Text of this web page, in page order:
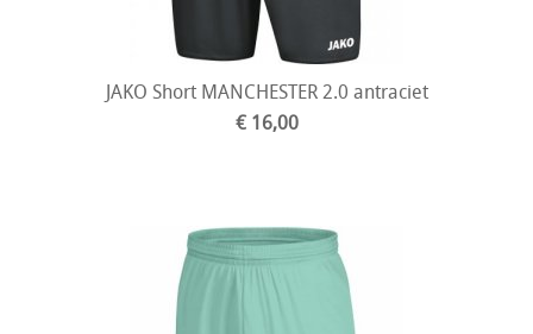
JAKO Short MANCHESTER 2.0 antraciet
€ 16,00